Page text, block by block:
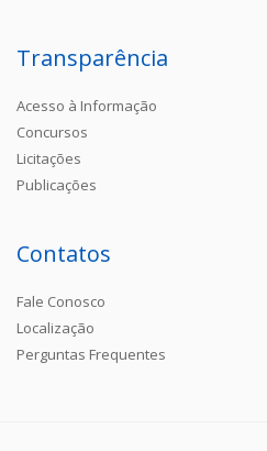
Transparência
Acesso à Informação
Concursos
Licitações
Publicações
Contatos
Fale Conosco
Localização
Perguntas Frequentes